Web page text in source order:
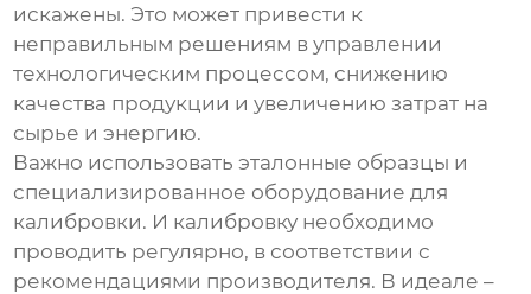
искажены. Это может привести к
неправильным решениям в управлении
технологическим процессом, снижению
качества продукции и увеличению затрат на
сырье и энергию.
Важно использовать эталонные образцы и
специализированное оборудование для
калибровки. И калибровку необходимо
проводить регулярно, в соответствии с
рекомендациями производителя. В идеале –